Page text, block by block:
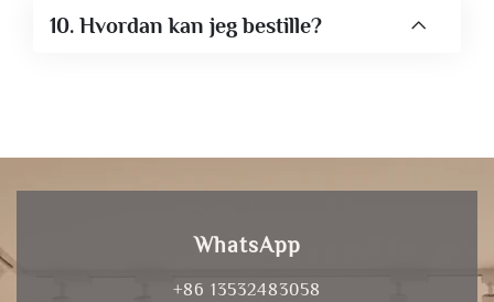
10. Hvordan kan jeg bestille?
WhatsApp
+86 13532483058